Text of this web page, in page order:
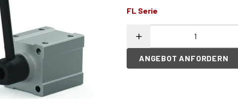
FL Serie
ANGEBOT ANFORDERN